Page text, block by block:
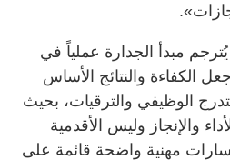
مبدأ الجدارة عملياً في
الكفاءة والنتائج الأساس
الوظيفي والترقيات، بحيث
والإنجاز وليس الأقدمية
مهنية واضحة قائمة على